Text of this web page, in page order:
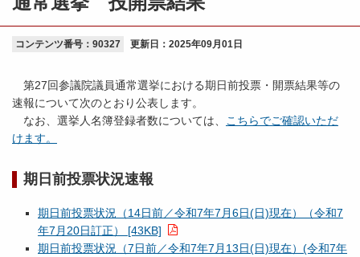
コンテンツ番号：90327 更新日： 2025年09月01日
第27回参議院議員通常選挙における期日前投票・開票結果等の
速報について次のとおり公表します。
なお、選挙人名簿登録者数については、
こちらでご確認いただ
けます。
期日前投票状況速報
期日前投票状況（14日前／令和7年7月6日(日)現在）（令和7
年7月20日訂正） [43KB]
期日前投票状況（7日前／令和7年7月13日(日)現在）(令和7年